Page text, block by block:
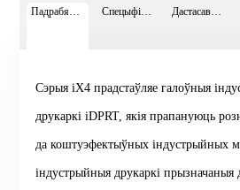
Падрабязнасці старонкі Спецыфікацыі Дастасаваньні
Сэрыя iX4 прадстаўляе галоўныя
друкаркі iDPRT, якія прапануюць
да коштуэфектыўных індустрыйных
індустрыйныя друкаркі прызначаныя